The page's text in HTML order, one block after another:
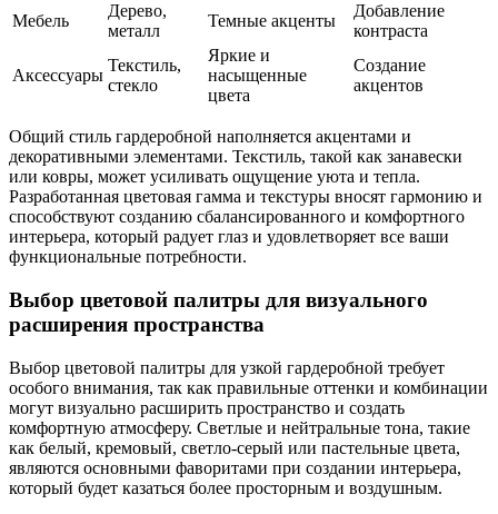
Мебель
Дерево,
металл
Темные акценты
Добавление
контраста
Аксессуары
Текстиль,
стекло
Яркие и
насыщенные
цвета
Создание
акцентов
Общий стиль гардеробной наполняется акцентами и
декоративными элементами. Текстиль, такой как занавески
или ковры, может усиливать ощущение уюта и тепла.
Разработанная цветовая гамма и текстуры вносят гармонию и
способствуют созданию сбалансированного и комфортного
интерьера, который радует глаз и удовлетворяет все ваши
функциональные потребности.
Выбор цветовой палитры для визуального
расширения пространства
Выбор цветовой палитры для узкой гардеробной требует
особого внимания, так как правильные оттенки и комбинации
могут визуально расширить пространство и создать
комфортную атмосферу. Светлые и нейтральные тона, такие
как белый, кремовый, светло-серый или пастельные цвета,
являются основными фаворитами при создании интерьера,
который будет казаться более просторным и воздушным.